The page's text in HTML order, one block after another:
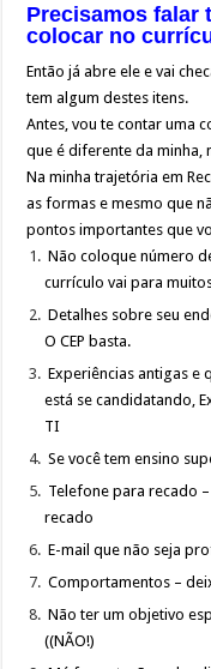
Precisamos falar
colocar no
Então já abre ele e vai
tem algum destes itens.
Antes, vou te contar uma
que é diferente da minha,
Na minha trajetória em
as formas e mesmo que
pontos importantes que
Não coloque número
currículo vai para
Detalhes sobre seu
O CEP basta.
Experiências antigas e
está se candidatando,
TI
Se você tem ensino
Telefone para recado
recado
E-mail que não seja
Comportamentos –
Não ter um objetivo
((NÃO!)